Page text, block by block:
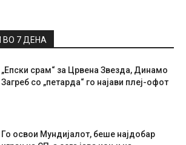
ВО 7 ДЕНА
„Епски срам“ за Црвена Звезда, Динамо
Загреб со „петарда“ го најави плеј-офот
Го освои Мундијалот, беше најдобар